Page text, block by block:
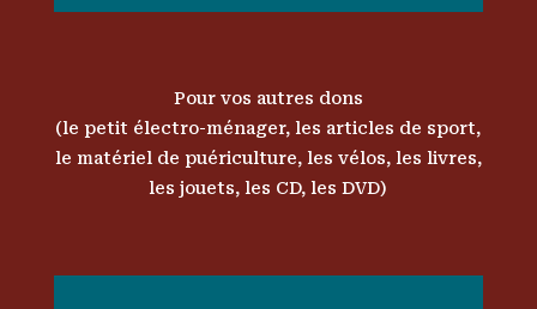
Pour vos autres dons
(le petit électro-ménager, les articles de sport,
le matériel de puériculture, les vélos, les livres,
les jouets, les CD, les DVD)